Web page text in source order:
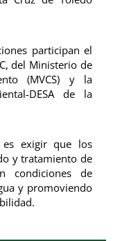
participan el
del Ministerio de
(MVCS) y la
DESA de la
es exigir que los
y tratamiento de
condiciones de
y promoviendo